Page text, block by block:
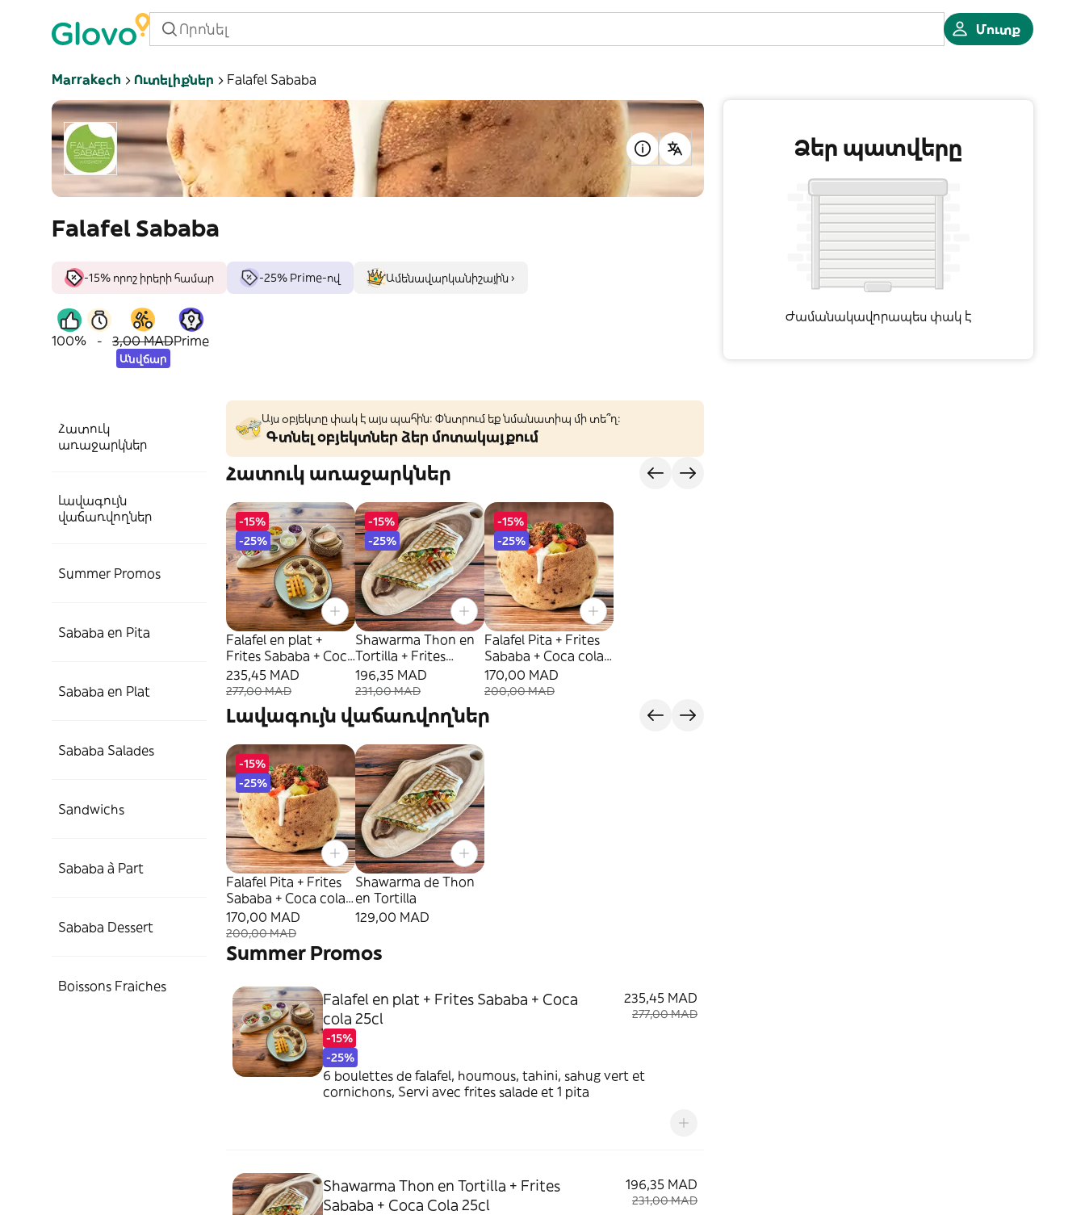
Մուտք
Marrakech Ուտելիքներ Falafel Sababa
Falafel Sababa
-15% որոշ իրերի համար -25% Prime-ով Ամենավարկանիշային ›
100% - 3,00 MAD
Անվճար
Prime
Հատուկ
առաջարկներ
Լավագույն
վաճառվողներ
Summer Promos
Sababa en Pita
Sababa en Plat
Sababa Salades
Sandwichs
Sababa à Part
Sababa Dessert
Boissons Fraiches
Այս օբյեկտը փակ է այս պահին: Փնտրում եք նմանատիպ մի տե՞ղ։
Գտնել օբյեկտներ ձեր մոտակայքում
Հատուկ առաջարկներ
-15%
-25%
Falafel en plat +
Frites Sababa + Coca
cola 25cl
235,45 MAD
277,00 MAD
-15%
-25%
Shawarma Thon en
Tortilla + Frites
Sababa + Coca Cola
25cl
196,35 MAD
231,00 MAD
-15%
-25%
Falafel Pita + Frites
Sababa + Coca cola
25cl
170,00 MAD
200,00 MAD
Լավագույն վաճառվողներ
-15%
-25%
Falafel Pita + Frites
Sababa + Coca cola
25cl
170,00 MAD
200,00 MAD
Shawarma de Thon
en Tortilla
129,00 MAD
Summer Promos
Falafel en plat + Frites Sababa + Coca
cola 25cl
-15%
-25%
235,45 MAD
277,00 MAD
6 boulettes de falafel, houmous, tahini, sahug vert et
cornichons, Servi avec frites salade et 1 pita
Shawarma Thon en Tortilla + Frites
Sababa + Coca Cola 25cl
196,35 MAD
231,00 MAD
Ձեր պատվերը
Ժամանակավորապես փակ է